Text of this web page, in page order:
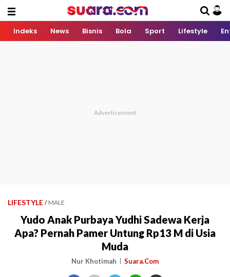
Indeks News Bisnis Bola Sport Lifestyle
LIFESTYLE / MALE
Yudo Anak Purbaya Yudhi Sadewa Kerja
Apa? Pernah Pamer Untung Rp13 M di Usia
Muda
Nur Khotimah Suara.Com